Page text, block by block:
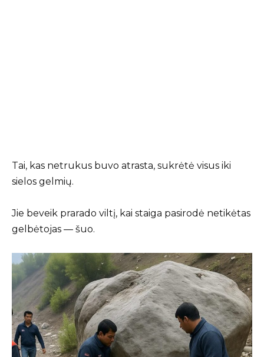
Tai, kas netrukus buvo atrasta, sukrėtė visus iki
sielos gelmių.
Jie beveik prarado viltį, kai staiga pasirodė netikėtas
gelbėtojas — šuo.